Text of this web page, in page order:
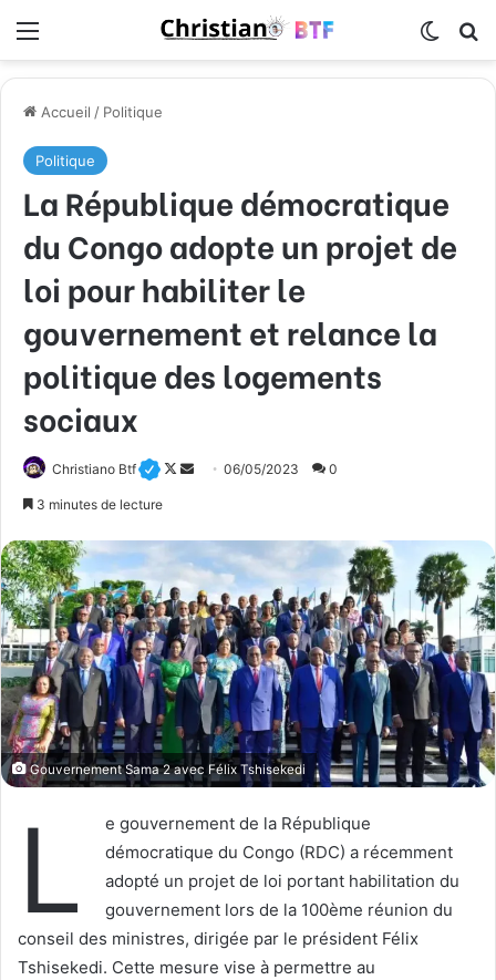
Accueil / Politique
Politique
La République démocratique
du Congo adopte un projet de
loi pour habiliter le
gouvernement et relance la
politique des logements
sociaux
Christiano Btf
F
w
o
n
X
y
e
r
u
n
c
o
u
r
06/05/2023 0
3 minutes de lecture
Gouvernement Sama 2 avec Félix Tshisekedi
L
e gouvernement de la République
démocratique du Congo (RDC) a récemment
adopté un projet de loi portant habilitation du
gouvernement lors de la 100ème réunion du
conseil des ministres, dirigée par le président Félix
Tshisekedi. Cette mesure vise à permettre au